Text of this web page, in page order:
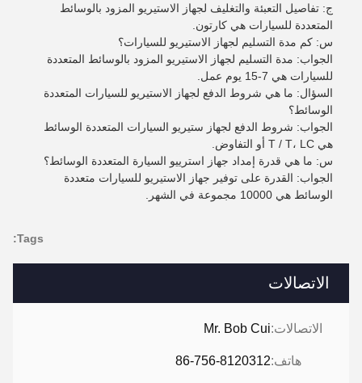
الاتصالات
الاتصالات:Mr. Bob Cui
هاتف:86-756-8120312
ج: تفاصيل التعبئة والتغليف لجهاز الاستيريو المزود بالوسائط
المتعددة للسيارات هي كارتون.
س: كم مدة التسليم لجهاز الاستيريو للسيارات؟
الجواب: مدة التسليم لجهاز الاستيريو المزود بالوسائط المتعددة
للسيارات هي 7-15 يوم عمل.
السؤال: ما هي شروط الدفع لجهاز الاستيريو للسيارات المتعددة
الوسائط؟
الجواب: شروط الدفع لجهاز ستيريو السيارات المتعددة الوسائط
هي T / T، LC أو التفاوض.
س: ما هي قدرة إمداد جهاز استرييو السيارة المتعددة الوسائط؟
الجواب: القدرة على توفير جهاز الاستيريو للسيارات متعددة
الوسائط هي 10000 مجموعة في الشهر.
Tags: